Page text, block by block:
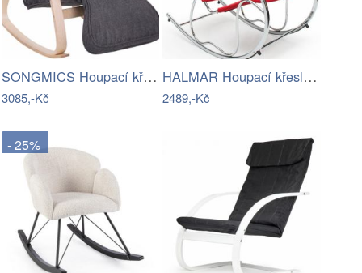
SONGMICS Houpací křeslo Zalas šedé
3085,-Kč
HALMAR Houpací křeslo Art černé
2489,-Kč
- 25%